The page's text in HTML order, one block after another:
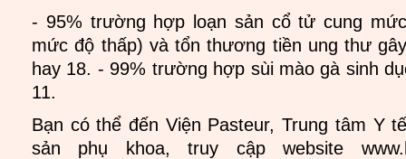
- 95% trường hợp loạn sản cổ tử cung
mức độ thấp) và tổn thương tiền ung thư
hay 18. - 99% trường hợp sùi mào gà sinh
11.
Bạn có thể đến Viện Pasteur, Trung tâm Y
sản phụ khoa, truy cập website